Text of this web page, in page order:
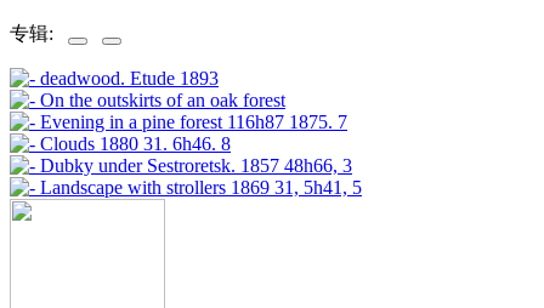
专辑: